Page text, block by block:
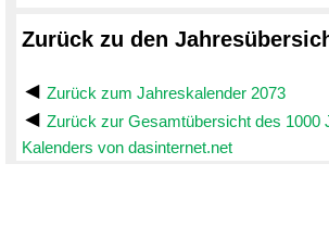
Zurück zu den
Zurück zum Jahreskalender 2073
Zurück zur Gesamtübersicht des 1000
Kalenders von dasinternet.net